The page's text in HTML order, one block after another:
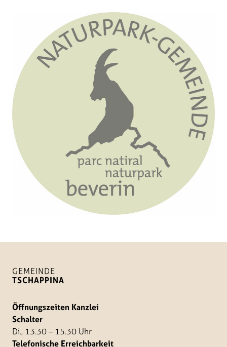
GEMEINDE
TSCHAPPINA
Öffnungszeiten Kanzlei
Schalter
Di., 13.30 – 15.30 Uhr
Telefonische Erreichbarkeit